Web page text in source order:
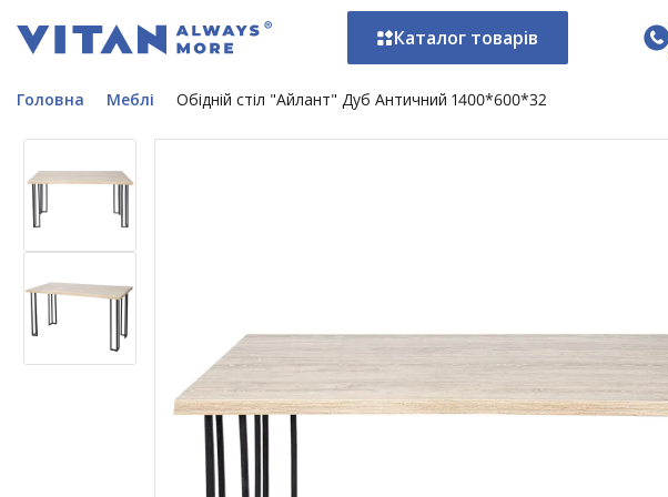
Каталог товарів
Головна Меблі Обідній стіл "Айлант" Дуб Античний 1400*600*32